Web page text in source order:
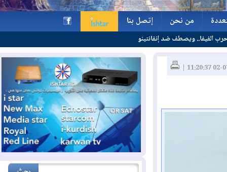
من نحن
من نحن
إتصل بنا
إتصل بنا
h